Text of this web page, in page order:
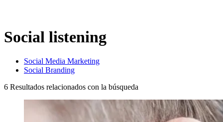
Social listening
Social Media Marketing
Social Branding
6 Resultados relacionados con la búsqueda